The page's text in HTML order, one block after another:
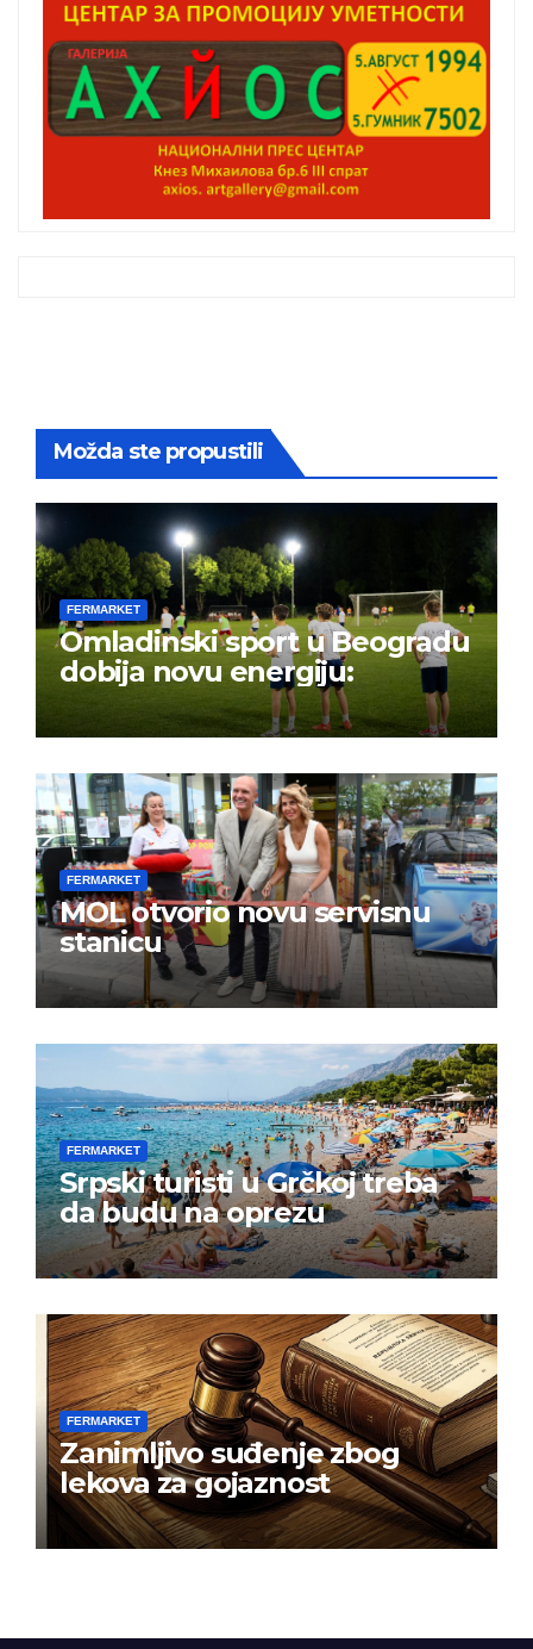
Možda ste propustili
FERMARKET
Omladinski sport u Beogradu
dobija novu energiju:
FERMARKET
MOL otvorio novu servisnu
stanicu
FERMARKET
Srpski turisti u Grčkoj treba
da budu na oprezu
FERMARKET
Zanimljivo suđenje zbog
lekova za gojaznost